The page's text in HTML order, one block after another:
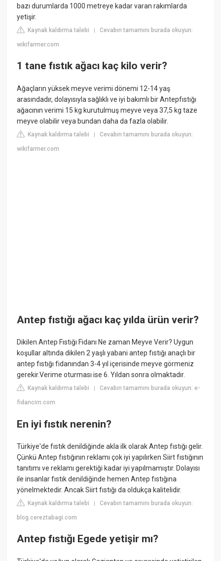
bazı durumlarda 1000 metreye kadar varan rakımlarda
yetişir.
Kaynak kaldırma talebi |Cevabın tamamını burada okuyun:
wikifarmer.com
1 tane fıstık ağacı kaç kilo verir?
Ağaçların yüksek meyve verimi dönemi 12-14 yaş
arasındadır, dolayısıyla sağlıklı ve iyi bakımlı bir Antepfıstığı
ağacının verimi 15 kg kurutulmuş meyve veya 37,5 kg taze
meyve olabilir veya bundan daha da fazla olabilir.
Kaynak kaldırma talebi |Cevabın tamamını burada okuyun:
wikifarmer.com
Antep fıstığı ağacı kaç yılda ürün verir?
Dikilen Antep Fıstığı Fidanı Ne zaman Meyve Verir? Uygun
koşullar altında dikilen 2 yaşlı yabani antep fıstığı anaçlı bir
antep fıstığı fidanından 3-4 yıl içerisinde meyve görmeniz
gerekir.Verime oturması ise 6. Yıldan sonra olmaktadır.
Kaynak kaldırma talebi |Cevabın tamamını burada okuyun: e-
fidancim.com
En iyi fıstık nerenin?
Türkiye'de fıstık denildiğinde akla ilk olarak Antep fıstığı gelir.
Çünkü Antep fıstığının reklamı çok iyi yapılırken Siirt fıstığının
tanıtımı ve reklamı gerektiği kadar iyi yapılmamıştır. Dolayısı
ile insanlar fıstık denildiğinde hemen Antep fıstığına
yönelmektedir. Ancak Siirt fıstığı da oldukça kalitelidir.
Kaynak kaldırma talebi |Cevabın tamamını burada okuyun:
blog.cereztabagi.com
Antep fıstığı Egede yetişir mı?